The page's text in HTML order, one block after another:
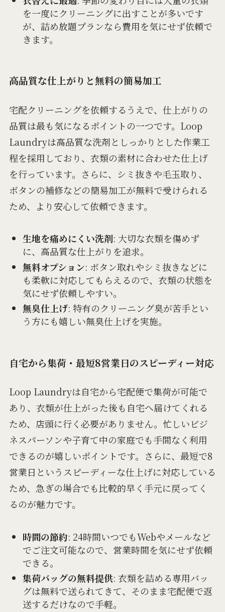
を一度にクリーニングに出すことが多いです
が、詰め放題プランなら費用を気にせず依頼で
きます。
高品質な仕上がりと無料の簡易加工
宅配クリーニングを依頼するうえで、仕上がりの
品質は最も気になるポイントの一つです。Loop
Laundryは高品質な洗剤としっかりとした作業工
程を採用しており、衣類の素材に合わせた仕上げ
を行っています。さらに、シミ抜きや毛玉取り、
ボタンの補修などの簡易加工が無料で受けられる
ため、より安心して依頼できます。
生地を痛めにくい洗剤: 大切な衣類を傷めず
に、高品質な仕上がりを追求。
無料オプション: ボタン取れやシミ抜きなどに
も柔軟に対応してもらえるので、衣類の状態を
気にせず依頼しやすい。
無臭仕上げ: 特有のクリーニング臭が苦手とい
う方にも嬉しい無臭仕上げを実施。
自宅から集荷・最短8営業日のスピーディー対応
Loop Laundryは自宅から宅配便で集荷が可能で
あり、衣類が仕上がった後も自宅へ届けてくれる
ため、店頭に行く必要がありません。忙しいビジ
ネスパーソンや子育て中の家庭でも手間なく利用
できるのが嬉しいポイントです。さらに、最短で8
営業日というスピーディーな仕上げに対応している
ため、急ぎの場合でも比較的早く手元に戻ってく
るのが魅力です。
時間の節約: 24時間いつでもWebやメールなど
でご注文可能なので、営業時間を気にせず依頼
できる。
集荷バッグの無料提供: 衣類を詰める専用バッ
グは無料で送られてきて、そのまま宅配便で返
送するだけなので手軽。